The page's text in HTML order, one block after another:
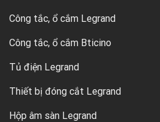
Công tắc, ổ cắm Legrand
Công tắc, ổ cắm Bticino
Tủ điện Legrand
Thiết bị đóng cắt Legrand
Hộp âm sàn Legrand